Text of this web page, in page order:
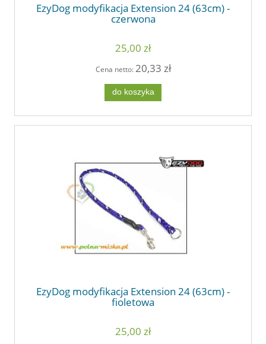
EzyDog modyfikacja Extension 24 (63cm) -
czerwona
25,00 zł
Cena netto:20,33 zł
do koszyka
EzyDog modyfikacja Extension 24 (63cm) -
fioletowa
25,00 zł